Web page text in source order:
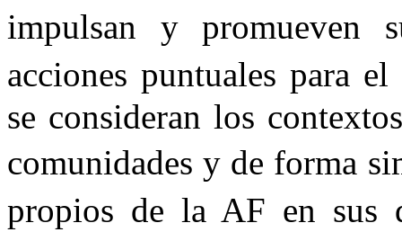
impulsan y promueven
acciones puntuales para
se consideran los
comunidades y de forma
propios de la AF en sus